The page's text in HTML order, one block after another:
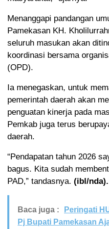
Menanggapi pandangan
Pamekasan KH.
seluruh masukan akan
koordinasi bersama
(OPD).
Ia menegaskan, untuk
pemerintah daerah akan
penguatan kinerja pada
Pemkab juga terus
daerah.
“Pendapatan tahun 2026
bagus. Kita sudah
PAD,” tandasnya. (ibl/nda).
Baca juga :
Peringati
Pj Bupati Pamekasan